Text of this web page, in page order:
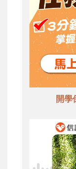
開學